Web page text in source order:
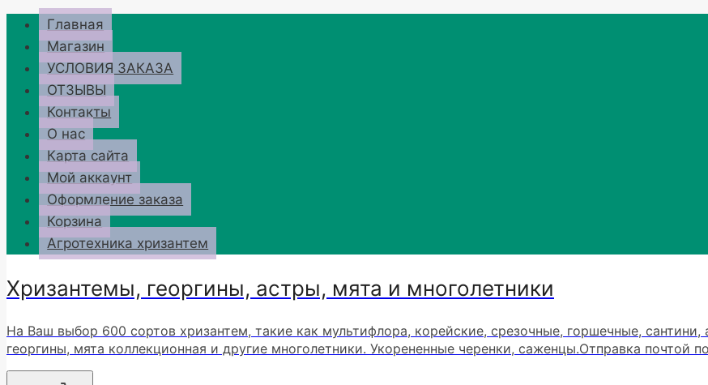
Перейти
содержимому
Главная
Магазин
УСЛОВИЯ ЗАКАЗА
ОТЗЫВЫ
Контакты
О нас
Карта сайта
Мой аккаунт
Оформление заказа
Корзина
Агротехника хризантем
Хризантемы, георгины, астры, мята и многолетники
На Ваш выбор 600 сортов хризантем, такие как мультифлора, корейские, срезочные, горшечные,
георгины, мята коллекционная и другие многолетники. Укорененные черенки, саженцы.Отправка почтой